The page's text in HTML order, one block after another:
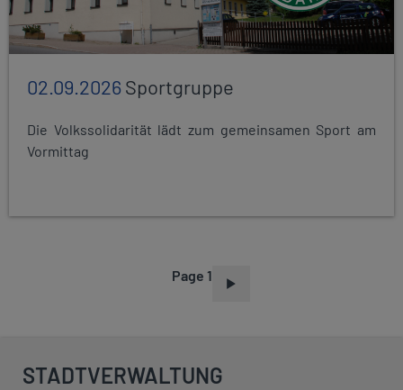
02.09.2026Sportgruppe
Die Volkssolidarität lädt zum gemeinsamen Sport am
Vormittag
Page 1
STADTVERWALTUNG